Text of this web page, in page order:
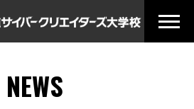
NEWS